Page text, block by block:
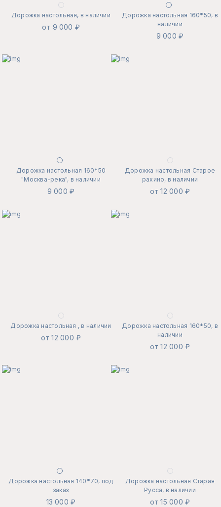
Дорожка настольная, в наличии
от 9 000 ₽
Дорожка настольная 160*50, в
наличии
9 000 ₽
Дорожка настольная 160*50
"Москва-река", в наличии
9 000 ₽
Дорожка настольная Старое
рахино, в наличии
от 12 000 ₽
Дорожка настольная , в наличии
от 12 000 ₽
Дорожка настольная 160*50, в
наличии
от 12 000 ₽
Дорожка настольная 140*70, под
заказ
13 000 ₽
Дорожка настольная Старая
Русса, в наличии
от 15 000 ₽